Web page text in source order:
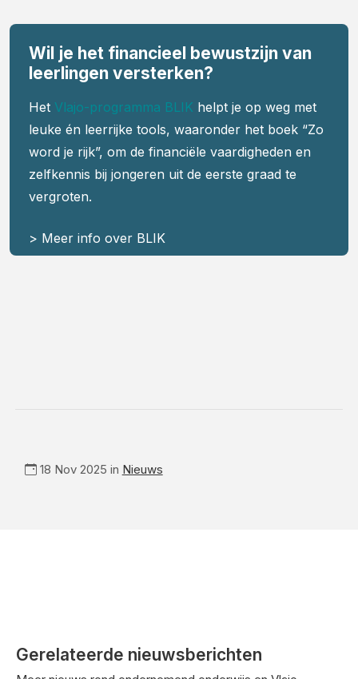
Wil je het financieel bewustzijn van
leerlingen versterken?
Het Vlajo-programma BLIK helpt je op weg met
leuke én leerrijke tools, waaronder het boek “Zo
word je rijk”, om de financiële vaardigheden en
zelfkennis bij jongeren uit de eerste graad te
vergroten.
> Meer info over BLIK
18 Nov 2025 in Nieuws
Gerelateerde nieuwsberichten